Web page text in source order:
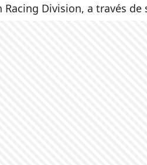
Division, a través de